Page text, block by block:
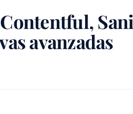
avanzadas